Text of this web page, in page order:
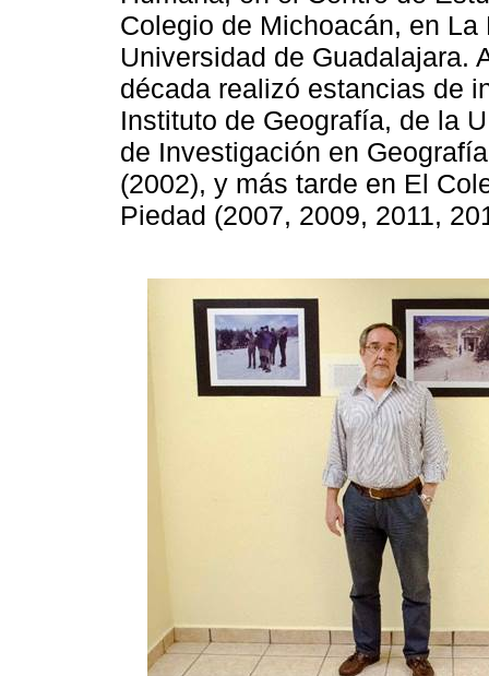
Colegio de Michoacán, en
Universidad de Guadalajara.
década realizó estancias de
Instituto de Geografía, de la
de Investigación en
(2002), y más tarde en El
Piedad (2007, 2009, 2011,